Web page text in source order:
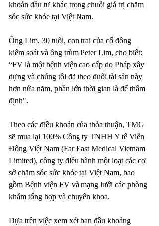
khoản đầu tư khác trong chuỗi giá trị chăm
sóc sức khỏe tại Việt Nam.
Ông Lim, 30 tuổi, con trai của cổ đông
kiểm soát và ông trùm Peter Lim, cho biết:
“FV là một bệnh viện cao cấp do Pháp xây
dựng và chúng tôi đã theo đuổi tài sản này
hơn nửa năm, phần lớn thời gian là để thẩm
định".
Theo các điều khoản của thỏa thuận, TMG
sẽ mua lại 100% Công ty TNHH Y tế Viễn
Đông Việt Nam (Far East Medical Vietnam
Limited), công ty điều hành một loạt các cơ
sở chăm sóc sức khỏe tại Việt Nam, bao
gồm Bệnh viện FV và mạng lưới các phòng
khám tổng hợp và chuyên khoa.
Dựa trên việc xem xét ban đầu khoảng